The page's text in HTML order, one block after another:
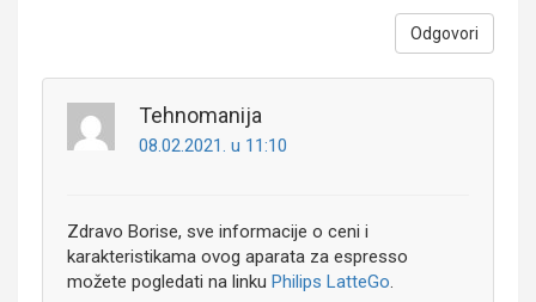
Odgovori
Tehnomanija
08.02.2021. u 11:10
Zdravo Borise, sve informacije o ceni i
karakteristikama ovog aparata za espresso
možete pogledati na linku Philips LatteGo.